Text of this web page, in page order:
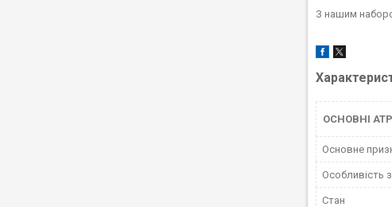
З нашим
ОСНОВНІ
Основне
Особливість
Стан